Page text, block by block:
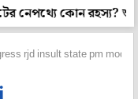
রহস্য? শুভেন্দুর আপ্ত
rjd insult state pm modi